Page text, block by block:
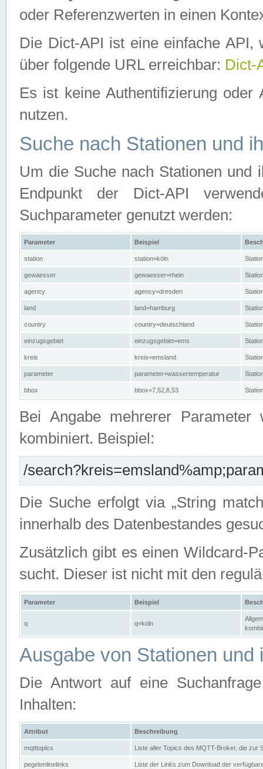
oder Referenzwerten in einen
Die Dict-API ist eine einfache API,
über folgende URL erreichbar: Dict-
Es ist keine Authentifizierung
nutzen.
Suche nach Stationen und
Um die Suche nach Stationen und
Endpunkt der Dict-API
Suchparameter genutzt werden:
Parameter Beispiel
station station=köln
gewaesser gewaesser=rhein
agency agency=dresden
land land=hamburg
country country=deutschland
einzugsgebiet einzugsgebiet=ems
kreis kreis=emsland
parameter parameter=wassertemperatur
bbox bbox=7,52,8,53
Bei Angabe mehrerer Parameter
kombiniert. Beispiel:
/
Die Suche erfolgt via „String
innerhalb des Datenbestandes
Zusätzlich gibt es einen Wildcard-
sucht. Dieser ist nicht mit den
Parameter Beispiel
q q=köln
Ausgabe von Stationen und
Die Antwort auf eine
Inhalten:
Attribut Beschreibung
mqtttopics Liste aller Topics des MQTT-Broker, die zur
pegelonlinelinks Liste der Links zum Download der